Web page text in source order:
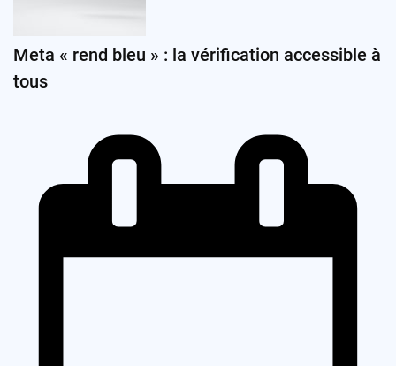
Meta « rend bleu » : la vérification accessible à
tous